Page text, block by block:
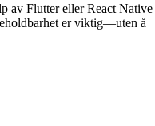
av Flutter eller React Native
er viktig—uten å